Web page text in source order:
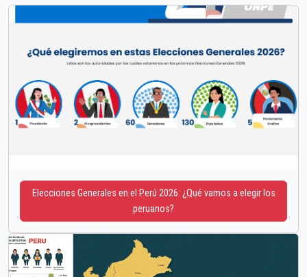
Elecciones Generales en el Perú 2026: ¿Qué vamos a elegir los
peruanos?